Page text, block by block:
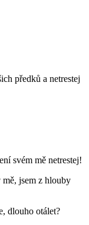
předků a netrestej
svém mě netrestej!
jsem z hlouby
dlouho otálet?